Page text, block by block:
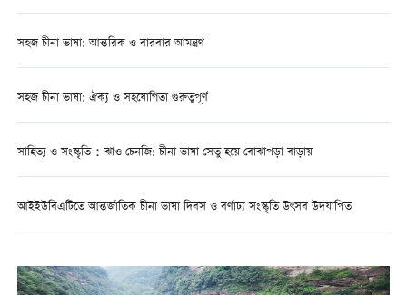
সহজ চীনা ভাষা: আন্তরিক ও বারবার আমন্ত্রণ
সহজ চীনা ভাষা: ঐক্য ও সহযোগিতা গুরুত্বপূর্ণ
সাহিত্য ও সংস্কৃতি：ঝাও চেনজি: চীনা ভাষা সেতু হয়ে বোঝাপড়া বাড়ায়
আইইউবিএটিতে আন্তর্জাতিক চীনা ভাষা দিবস ও বর্ণাঢ্য সংস্কৃতি উৎসব উদযাপিত